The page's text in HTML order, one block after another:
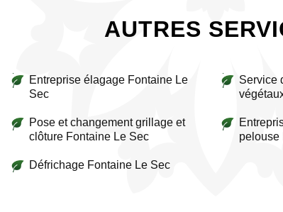
AUTRES
Entreprise élagage Fontaine Le
Sec
Pose et changement grillage et
clôture Fontaine Le Sec
Défrichage Fontaine Le Sec
Service
pelouse